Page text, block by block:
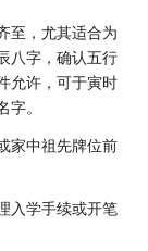
至，尤其适合为
八字，确认五行
允许，可于寅时
字。
家中祖先牌位前
入学手续或开笔